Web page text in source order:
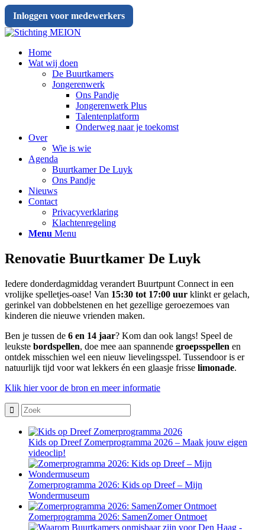
Inloggen voor medewerkers
Home
Wat wij doen
De Buurtkamers
Jongerenwerk
Ons Pandje
Jongerenwerk Plus
Talentenplatform
Onderweg naar je toekomst
Over
Wie is wie
Agenda
Buurtkamer De Luyk
Ons Pandje
Nieuws
Contact
Privacyverklaring
Klachtenregeling
Menu Menu
Renovatie Buurtkamer De Luyk
Iedere donderdagmiddag verandert Buurtpunt Connect in een
vrolijke spelletjes-oase! Van 15:30 tot 17:00 uur klinkt er gelach,
gerinkel van dobbelstenen en het gezellige geroezemoes van
kinderen die nieuwe vrienden maken.
Ben je tussen de 6 en 14 jaar? Kom dan ook langs! Speel de
leukste bordspellen, doe mee aan spannende groepsspellen en
ontdek misschien wel een nieuw lievelingsspel. Tussendoor is er
natuurlijk tijd voor wat lekkers én een glaasje frisse limonade.
Klik hier voor de bron en meer informatie
Kids op Dreef Zomerprogramma 2026 – Maak jouw eigen
videoclip!
Zomerprogramma 2026: Kids op Dreef – Mijn
Wondermuseum
Zomerprogramma 2026: SamenZomer Ontmoet